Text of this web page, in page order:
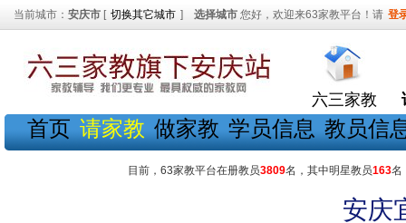
当前城市： 安庆市 [ 切换其它城市 ] 选择城市 您好，欢迎来63家教平台！请 登
六三家教
首页 请家教 做家教 学员信息 教员信
目前，63家教平台在册教员3809名，其中明星教员163名
安庆